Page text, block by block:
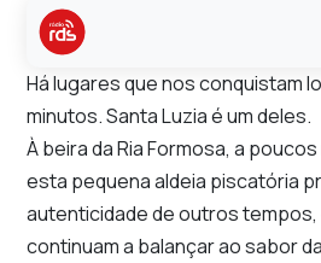
Há lugares que nos conquistam
minutos. Santa Luzia é um deles.
À beira da Ria Formosa, a
esta pequena aldeia piscatória
autenticidade de outros
continuam a balançar ao sabor